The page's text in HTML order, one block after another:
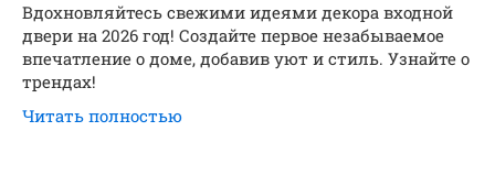
Вдохновляйтесь свежими идеями декора входной
двери на 2026 год! Создайте первое незабываемое
впечатление о доме, добавив уют и стиль. Узнайте о
трендах!
Читать полностью